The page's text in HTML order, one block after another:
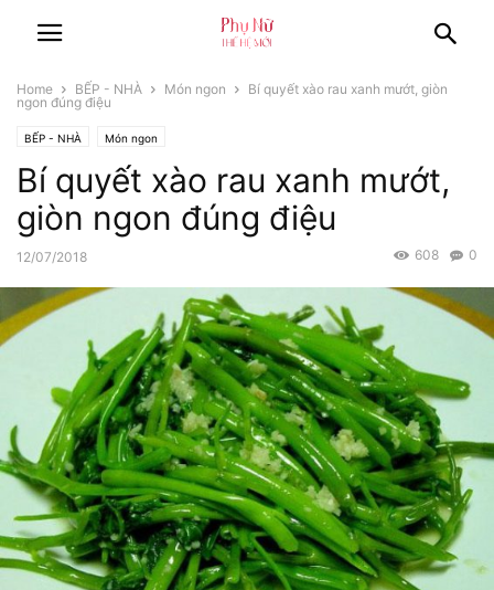
Home BẾP - NHÀ Món ngon
Bí quyết xào rau xanh mướt, giòn
ngon đúng điệu
BẾP - NHÀ Món ngon
Bí quyết xào rau xanh mướt,
giòn ngon đúng điệu
12/07/2018 0
608